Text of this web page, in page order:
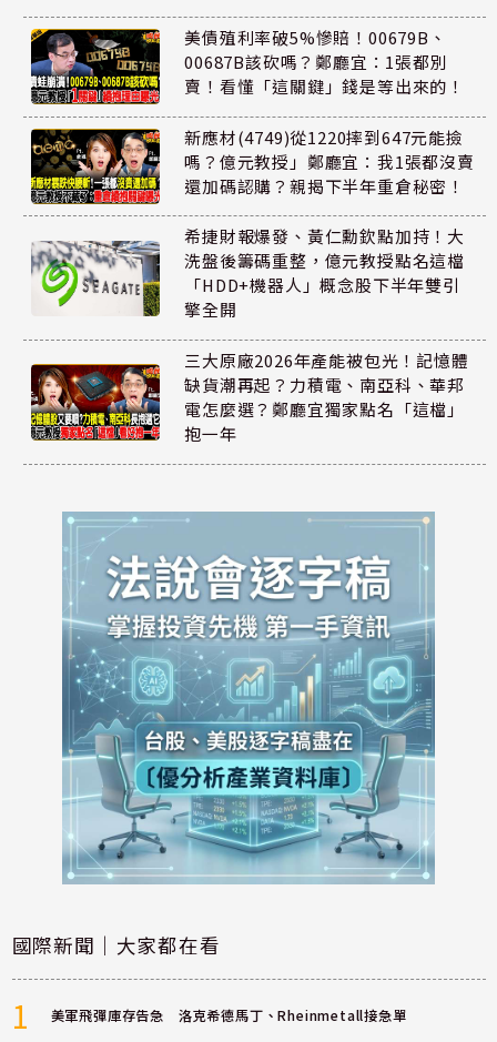
美債殖利率破5%慘賠！00679B、
00687B該砍嗎？鄭廳宜：1張都別
賣！看懂「這關鍵」錢是等出來的！
新應材(4749)從1220摔到647元能撿
嗎？億元教授」鄭廳宜：我1張都沒賣
還加碼認購？親揭下半年重倉秘密！
希捷財報爆發、黃仁勳欽點加持！大
洗盤後籌碼重整，億元教授點名這檔
「HDD+機器人」概念股下半年雙引
擎全開
三大原廠2026年產能被包光！記憶體
缺貨潮再起？力積電、南亞科、華邦
電怎麼選？鄭廳宜獨家點名「這檔」
抱一年
國際新聞｜大家都在看
1 美軍飛彈庫存告急 洛克希德馬丁、Rheinmetall接急單